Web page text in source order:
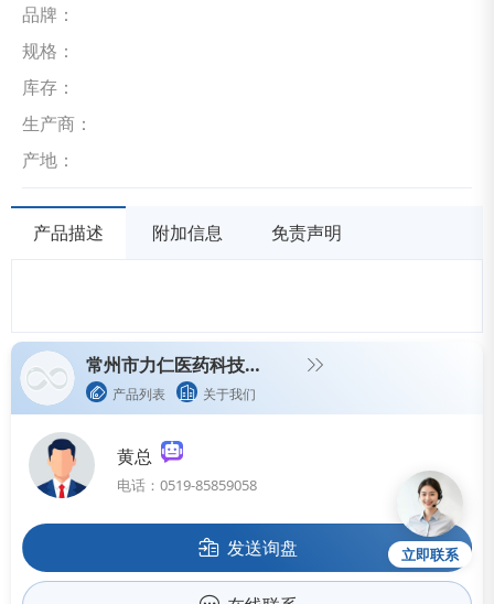
品牌：
规格：
库存：
生产商：
产地：
产品描述 附加信息 免责声明
常州市力仁医药科技有限公司（生产型企业）
产品列表 关于我们
黄总
电话：0519-85859058
发送询盘 立即联系